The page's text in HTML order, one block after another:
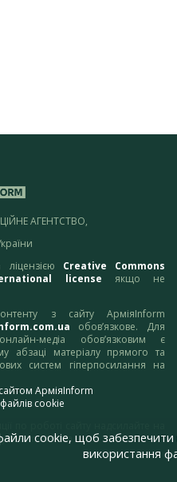
АГЕНТСТВО,
Creative Commons
license якщо не
з сайту АрміяInform
обов’язкове. Для
медіа обов’язковим є
абзаці матеріалу прямого та
систем гіперпосилання на
АрміяInform
cookie
cookie, щоб
використання